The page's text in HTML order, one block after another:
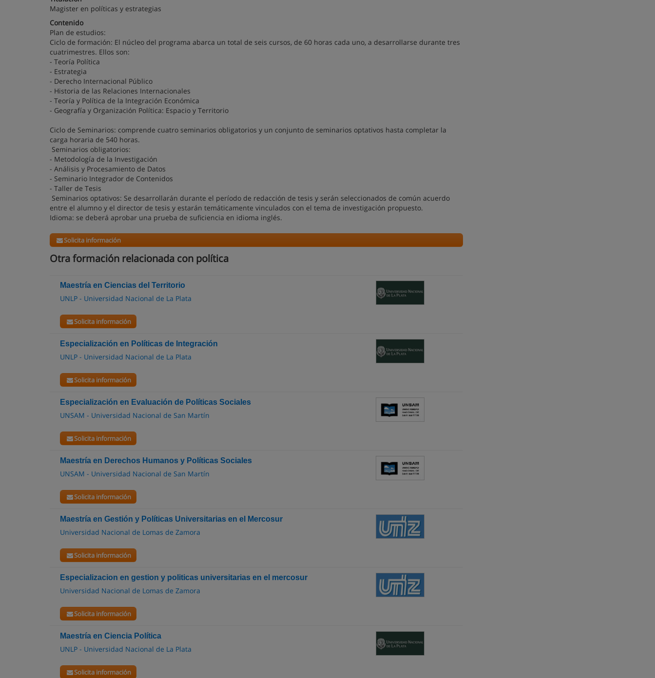
Magister en políticas y estrategias
Contenido
Plan de estudios:
Ciclo de formación: El núcleo del programa abarca un total de seis cursos, de 60 horas cada uno, a desarrollarse durante tres
cuatrimestres. Ellos son:
- Teoría Política
- Estrategia
- Derecho Internacional Público
- Historia de las Relaciones Internacionales
- Teoría y Política de la Integración Económica
- Geografía y Organización Política: Espacio y Territorio
Ciclo de Seminarios: comprende cuatro seminarios obligatorios y un conjunto de seminarios optativos hasta completar la
carga horaria de 540 horas.
Seminarios obligatorios:
- Metodología de la Investigación
- Análisis y Procesamiento de Datos
- Seminario Integrador de Contenidos
- Taller de Tesis
Seminarios optativos: Se desarrollarán durante el período de redacción de tesis y serán seleccionados de común acuerdo
entre el alumno y el director de tesis y estarán temáticamente vinculados con el tema de investigación propuesto.
Idioma: se deberá aprobar una prueba de suficiencia en idioma inglés.
Solicita información
Otra formación relacionada con política
Maestría en Ciencias del Territorio
UNLP - Universidad Nacional de La Plata
Solicita información
Especialización en Políticas de Integración
UNLP - Universidad Nacional de La Plata
Solicita información
Especialización en Evaluación de Políticas Sociales
UNSAM - Universidad Nacional de San Martín
Solicita información
Maestría en Derechos Humanos y Políticas Sociales
UNSAM - Universidad Nacional de San Martín
Solicita información
Maestría en Gestión y Políticas Universitarias en el Mercosur
Universidad Nacional de Lomas de Zamora
Solicita información
Especializacion en gestion y politicas universitarias en el mercosur
Universidad Nacional de Lomas de Zamora
Solicita información
Maestría en Ciencia Política
UNLP - Universidad Nacional de La Plata
Solicita información